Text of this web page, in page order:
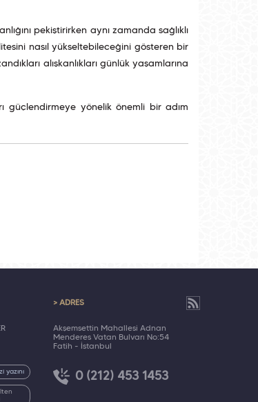
pekiştirirken aynı zamanda sağlıklı
nasıl yükseltebileceğini gösteren bir
alışkanlıkları günlük yaşamlarına
güçlendirmeye yönelik önemli bir adım
> ADRES
Akşemsettin Mahallesi Adnan
Menderes Vatan Bulvarı No:54
Fatih - İstanbul
0 (212) 453 1453